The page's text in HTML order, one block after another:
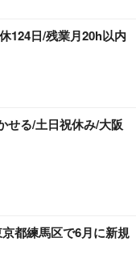
124日/残業月20h以内
せる/土日祝休み/大阪
都練馬区で6月に新規